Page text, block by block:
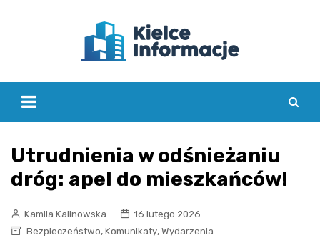
Utrudnienia w odśnieżaniu
dróg: apel do mieszkańców!
Kamila Kalinowska
16 lutego 2026
Bezpieczeństwo, Komunikaty, Wydarzenia